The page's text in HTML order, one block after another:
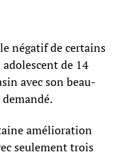
négatif de certains
de 14
avec son beau-
amélioration
seulement trois